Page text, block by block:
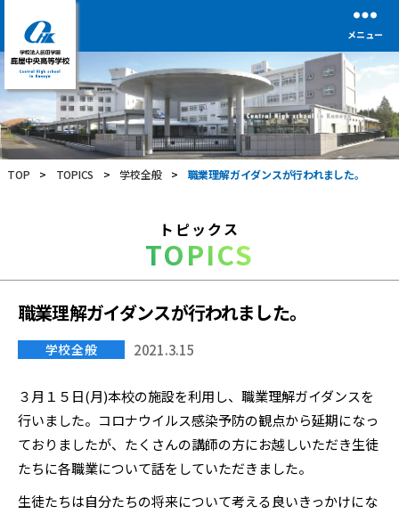
学
校
法
人
前
田
央
高
等
学
校
メニュー
TOP > TOPICS > 学校全般 > 職業理解ガイダンスが行われました。
トピックス
TOPICS
職業理解ガイダンスが行われました。
学校全般 2021.3.15
３月１５日(月)本校の施設を利用し、職業理解ガイダンスを
行いました。コロナウイルス感染予防の観点から延期になっ
ておりましたが、たくさんの講師の方にお越しいただき生徒
たちに各職業について話をしていただきました。
生徒たちは自分たちの将来について考える良いきっかけにな